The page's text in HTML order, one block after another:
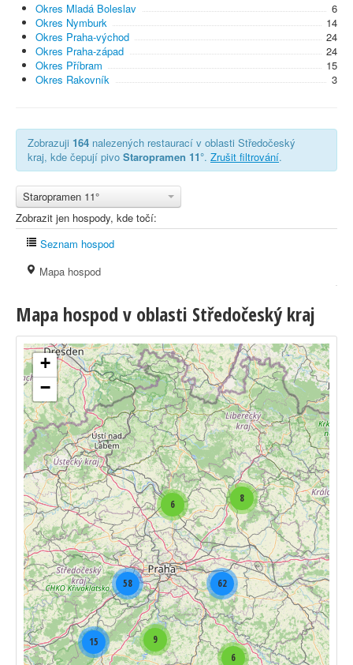
Okres Mladá Boleslav
6
Okres Nymburk
14
Okres Praha-východ
24
Okres Praha-západ
24
Okres Příbram
15
Okres Rakovník
3
Zobrazuji 164 nalezených restaurací v oblasti Středočeský
kraj, kde čepují pivo Staropramen 11°. Zrušit filtrování.
Staropramen 11°
Zobrazit jen hospody, kde točí:
Seznam hospod
Mapa hospod
Mapa hospod v oblasti Středočeský kraj
9
6
15
58
8
6
62
+
−